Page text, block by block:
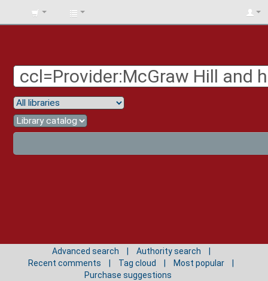
BIBLIOTECA
Advanced search
Authority search
Recent comments
Tag cloud
Most popular
Purchase suggestions